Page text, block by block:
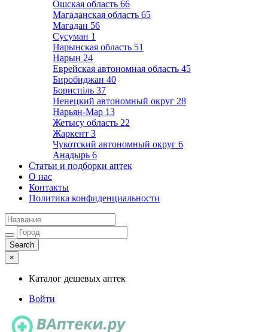
Ошская область 66
Магаданская область 65
Магадан 56
Сусуман 1
Нарынская область 51
Нарын 24
Еврейская автономная область 45
Биробиджан 40
Бориспіль 37
Ненецкий автономный округ 28
Нарьян-Мар 13
Жетысу область 22
Жаркент 3
Чукотский автономный округ 6
Анадырь 6
Статьи и подборки аптек
О нас
Контакты
Политика конфиденциальности
×
Каталог дешевых аптек
Войти